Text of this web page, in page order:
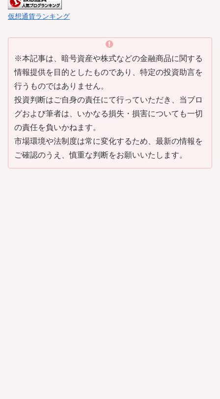
仮想通貨ランキング
※本記事は、暗号資産や株式などの金融商品に関する
情報提供を目的としたものであり、特定の投資助言を
行うものではありません。
投資判断はご自身の責任にて行っていただき、当ブロ
グおよび筆者は、いかなる損失・損害についても一切
の責任を負いかねます。
市場環境や法制度は常に変化するため、最新の情報を
ご確認のうえ、慎重な判断をお願いいたします。